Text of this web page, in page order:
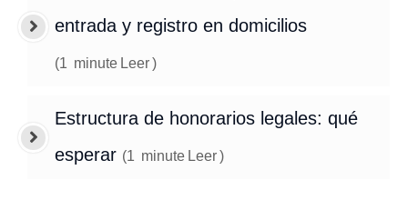
entrada y registro en domicilios
(1 minute Leer)
Estructura de honorarios legales: qué
esperar (1 minute Leer)